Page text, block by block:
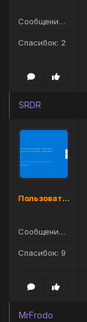
Сообщений: 9
Спасибок: 2
SRDR
Пользователь
Сообщений: 61
Спасибок: 9
MrFrodo